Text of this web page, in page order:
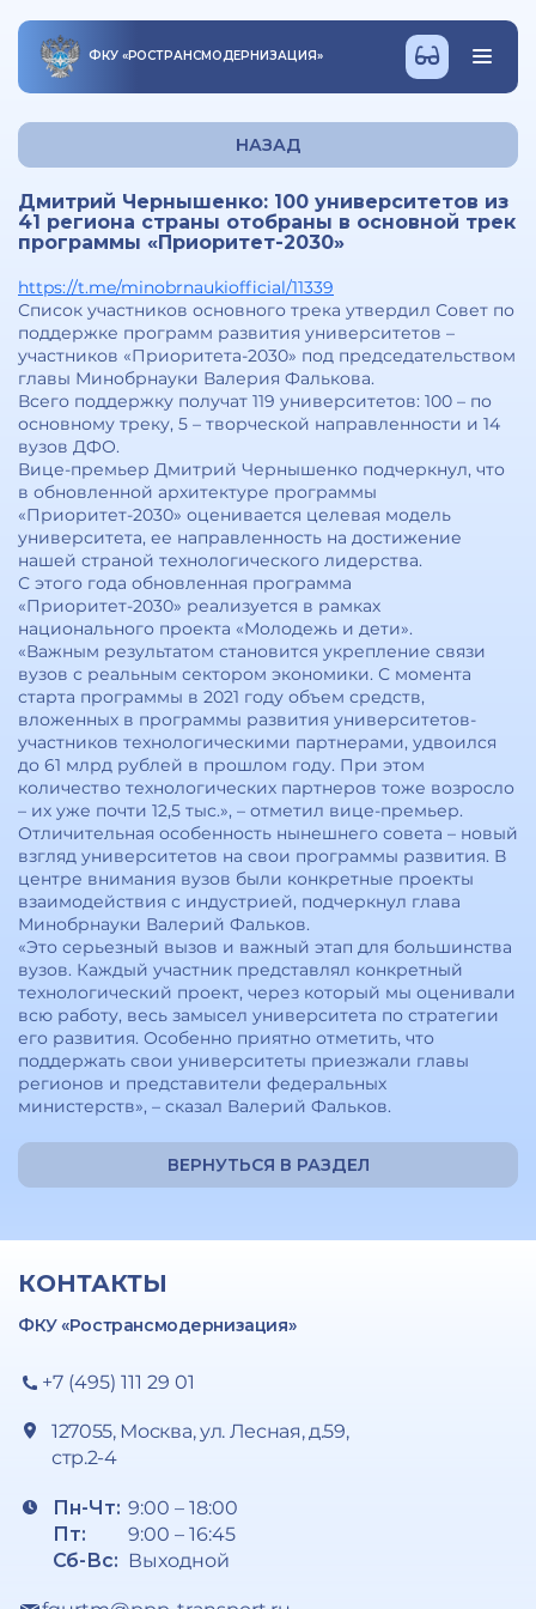
ФКУ «РОСТРАНСМОДЕРНИЗАЦИЯ»
НАЗАД
Дмитрий Чернышенко: 100 университетов из
41 региона страны отобраны в основной трек
программы «Приоритет-2030»
https://t.me/minobrnaukiofficial/11339
Список участников основного трека утвердил Совет по
поддержке программ развития университетов –
участников «Приоритета-2030» под председательством
главы Минобрнауки Валерия Фалькова.
Всего поддержку получат 119 университетов: 100 – по
основному треку, 5 – творческой направленности и 14
вузов ДФО.
Вице-премьер Дмитрий Чернышенко подчеркнул, что
в обновленной архитектуре программы
«Приоритет-2030» оценивается целевая модель
университета, ее направленность на достижение
нашей страной технологического лидерства.
С этого года обновленная программа
«Приоритет-2030» реализуется в рамках
национального проекта «Молодежь и дети».
«Важным результатом становится укрепление связи
вузов с реальным сектором экономики. С момента
старта программы в 2021 году объем средств,
вложенных в программы развития университетов-
участников технологическими партнерами, удвоился
до 61 млрд рублей в прошлом году. При этом
количество технологических партнеров тоже возросло
– их уже почти 12,5 тыс.», – отметил вице-премьер.
Отличительная особенность нынешнего совета – новый
взгляд университетов на свои программы развития. В
центре внимания вузов были конкретные проекты
взаимодействия с индустрией, подчеркнул глава
Минобрнауки Валерий Фальков.
«Это серьезный вызов и важный этап для большинства
вузов. Каждый участник представлял конкретный
технологический проект, через который мы оценивали
всю работу, весь замысел университета по стратегии
его развития. Особенно приятно отметить, что
поддержать свои университеты приезжали главы
регионов и представители федеральных
министерств», – сказал Валерий Фальков.
ВЕРНУТЬСЯ В РАЗДЕЛ
КОНТАКТЫ
ФКУ «Ространсмодернизация»
+7 (495) 111 29 01
127055, Москва, ул. Лесная, д.59,
стр.2-4
Пн-Чт:
Пт:
Сб-Вс:
9:00 – 18:00
9:00 – 16:45
Выходной